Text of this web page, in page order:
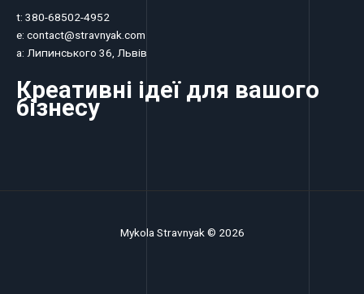
t: 380-68502-4952
e: contact@stravnyak.com
a: Липинського 36, Львів
Креативні ідеї для вашого
бізнесу
Mykola Stravnyak © 2026